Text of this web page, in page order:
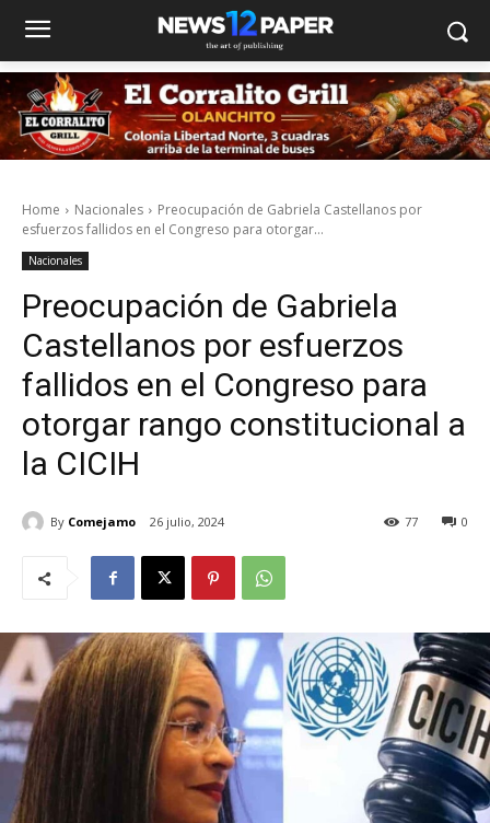
Home Nacionales
Preocupación de Gabriela Castellanos por
esfuerzos fallidos en el Congreso para otorgar...
Nacionales
Preocupación de Gabriela
Castellanos por esfuerzos
fallidos en el Congreso para
otorgar rango constitucional a
la CICIH
By Comejamo 26 julio, 2024 0
77